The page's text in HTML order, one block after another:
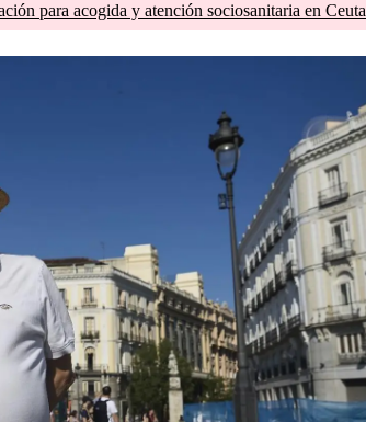
para acogida y atención sociosanitaria en Ceuta